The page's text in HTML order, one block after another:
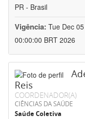
PR - Brasil
Vigência: Tue Dec
00:00:00 BRT 2026
Reis
COORDENADOR(A)
CIÊNCIAS DA SAÚDE
Saúde Coletiva